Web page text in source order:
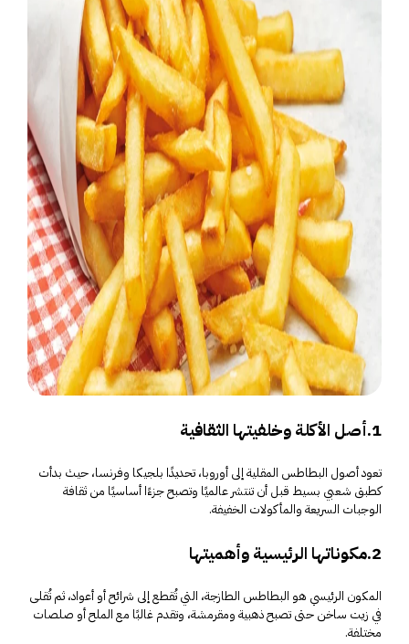
1.أصل الأكلة وخلفيتها الثقافية
تعود أصول البطاطس المقلية إلى أوروبا، تحديدًا بلجيكا وفرنسا، حيث بدأت
كطبق شعبي بسيط قبل أن تنتشر عالميًا وتصبح جزءًا أساسيًا من ثقافة
الوجبات السريعة والمأكولات الخفيفة.
2.مكوناتها الرئيسية وأهميتها
المكون الرئيسي هو البطاطس الطازجة، التي تُقطع إلى شرائح أو أعواد، ثم تُقلى
في زيت ساخن حتى تصبح ذهبية ومقرمشة، وتقدم غالبًا مع الملح أو صلصات
مختلفة.